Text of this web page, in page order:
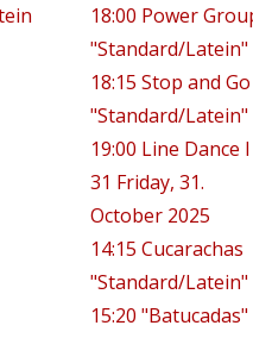
18:00 Power
"Standard/Latein"
18:15 Stop and Go
"Standard/Latein"
19:00 Line Dance I
31 Friday, 31.
October 2025
14:15 Cucarachas
"Standard/Latein"
15:20 "Batucadas"